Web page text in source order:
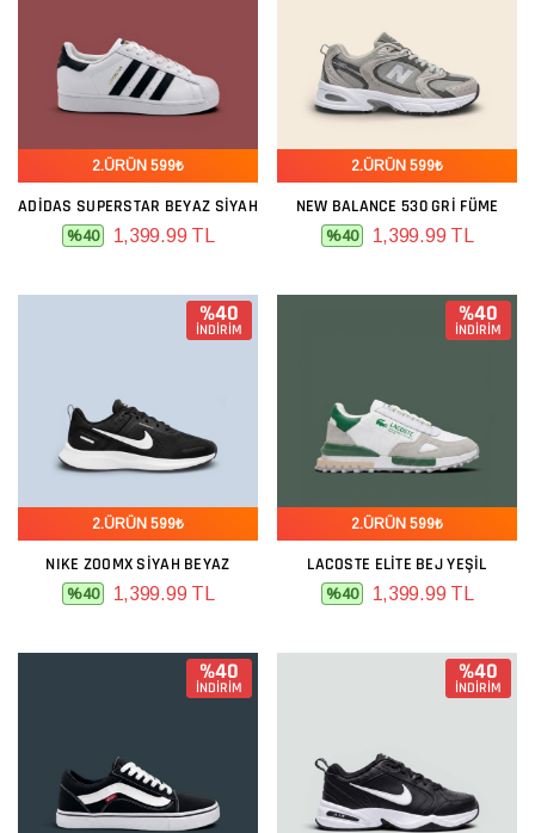
2.ÜRÜN 599₺
ADIDAS SUPERSTAR BEYAZ SIYAH
%40 1,399.99 TL
2.ÜRÜN 599₺
NEW BALANCE 530 GRI FÜME
%40 1,399.99 TL
%40
İNDİRİM
2.ÜRÜN 599₺
NIKE ZOOMX SIYAH BEYAZ
%40 1,399.99 TL
%40
İNDİRİM
2.ÜRÜN 599₺
LACOSTE ELITE BEJ YEŞIL
%40 1,399.99 TL
%40
İNDİRİM
%40
İNDİRİM